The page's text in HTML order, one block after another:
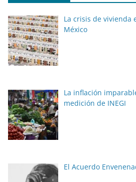
La crisis de vivienda
México
La inflación
medición de INEGI
El Acuerdo